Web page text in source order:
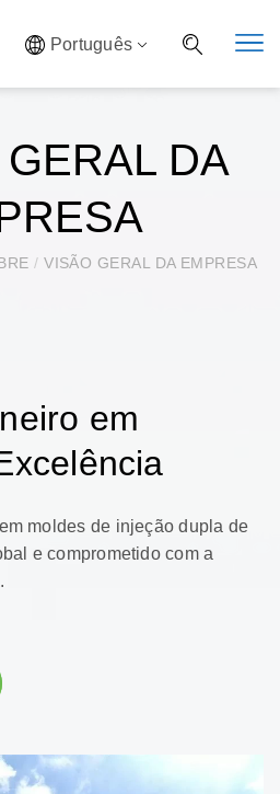
Português
DA
/ VISÃO GERAL DA EMPRESA
em
moldes de injeção dupla de
e comprometido com a